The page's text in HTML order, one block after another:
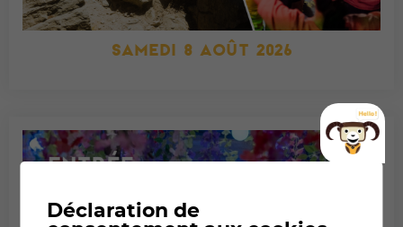
SAMEDI 8 AOÛT 2026
Déclaration de